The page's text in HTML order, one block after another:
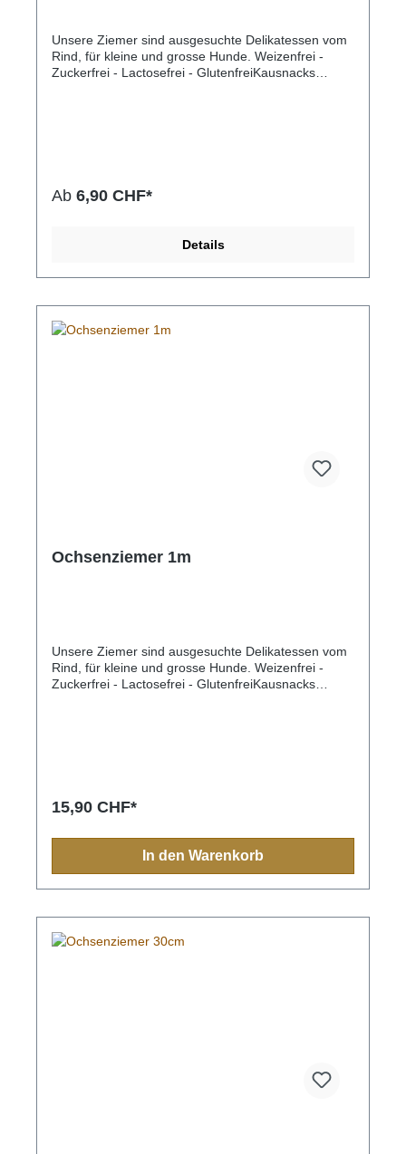
Unsere Ziemer sind ausgesuchte Delikatessen vom
Rind, für kleine und grosse Hunde. Weizenfrei -
Zuckerfrei - Lactosefrei - GlutenfreiKausnacks
Ab 6,90 CHF*
Details
Ochsenziemer 1m
Unsere Ziemer sind ausgesuchte Delikatessen vom
Rind, für kleine und grosse Hunde. Weizenfrei -
Zuckerfrei - Lactosefrei - GlutenfreiKausnacks
15,90 CHF*
In den Warenkorb